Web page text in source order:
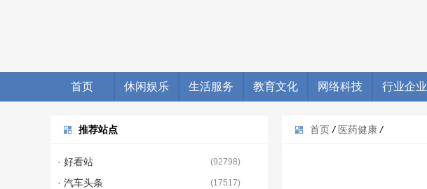
首页 休闲娱乐 生活服务 教育文化 网络科技 行业企业
首页 / 医药健康 /
推荐站点
· 好看站 (92798)
· 汽车头条 (17517)